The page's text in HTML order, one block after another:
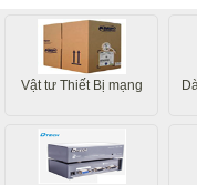
Vật tư Thiết Bị mạng